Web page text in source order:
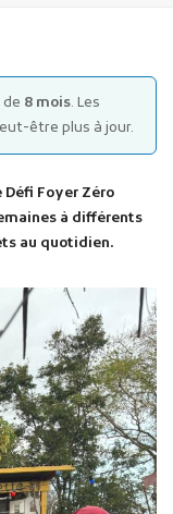
8 mois. Les
être plus à jour.
Foyer Zéro
à différents
au quotidien.